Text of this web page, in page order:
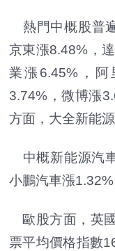
熱門中概股普
京東漲8.48%，
業漲6.45%，
3.74%，微博漲
方面，大全新能
中概新能源汽
小鵬汽車漲
歐股方面，英
票平均價格指數